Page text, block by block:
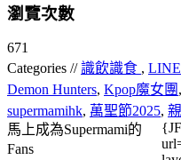
瀏覽次數
671
Categories //識飲識食 , LINE
Demon Hunters, Kpop魔女團 ,
supermamihk, 萬聖節2025,
馬上成為Supermami的
Fans